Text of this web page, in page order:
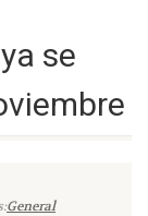
se
General